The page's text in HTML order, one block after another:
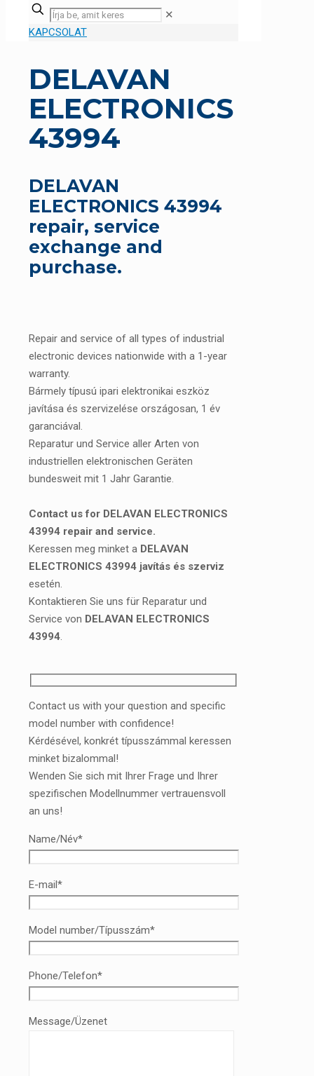
✕
KAPCSOLAT
DELAVAN
ELECTRONICS
43994
DELAVAN
ELECTRONICS 43994
repair, service
exchange and
purchase.
Repair and service of all types of industrial
electronic devices nationwide with a 1-year
warranty.
Bármely típusú ipari elektronikai eszköz
javítása és szervizelése országosan, 1 év
garanciával.
Reparatur und Service aller Arten von
industriellen elektronischen Geräten
bundesweit mit 1 Jahr Garantie.
Contact us for DELAVAN ELECTRONICS
43994 repair and service.
Keressen meg minket a DELAVAN
ELECTRONICS 43994 javítás és szerviz
esetén.
Kontaktieren Sie uns für Reparatur und
Service von DELAVAN ELECTRONICS
43994.
Contact us with your question and specific
model number with confidence!
Kérdésével, konkrét típusszámmal keressen
minket bizalommal!
Wenden Sie sich mit Ihrer Frage und Ihrer
spezifischen Modellnummer vertrauensvoll
an uns!
Name/Név*
E-mail*
Model number/Típusszám*
Phone/Telefon*
Message/Üzenet